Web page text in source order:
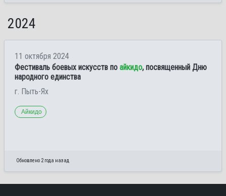
2024
11 октября 2024
Фестиваль боевых искусств по айкидо, посвященный Дню
народного единства
г. Пыть-Ях
Айкидо
Обновлено 2 года назад